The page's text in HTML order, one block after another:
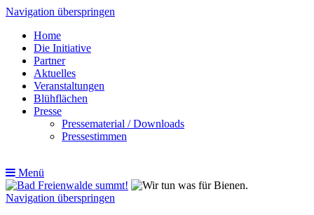
Navigation überspringen
Home
Die Initiative
Partner
Aktuelles
Veranstaltungen
Blühflächen
Presse
Pressematerial / Downloads
Pressestimmen
Menü
Navigation überspringen